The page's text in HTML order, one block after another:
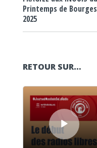
Printemps de Bourges
2025
RETOUR SUR…
Lecteur audio